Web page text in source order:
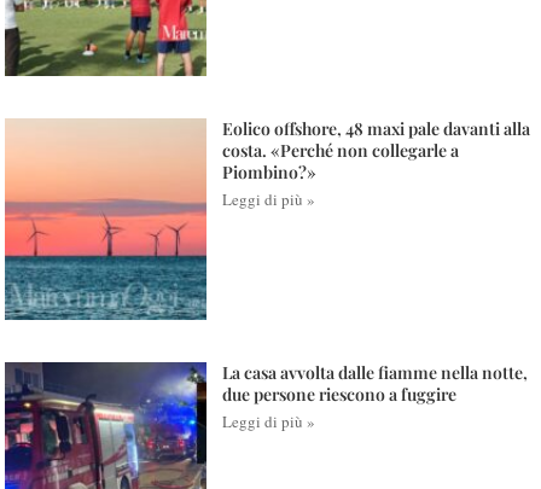
Eolico offshore, 48 maxi pale davanti alla
costa. «Perché non collegarle a
Piombino?»
Leggi di più »
La casa avvolta dalle fiamme nella notte,
due persone riescono a fuggire
Leggi di più »